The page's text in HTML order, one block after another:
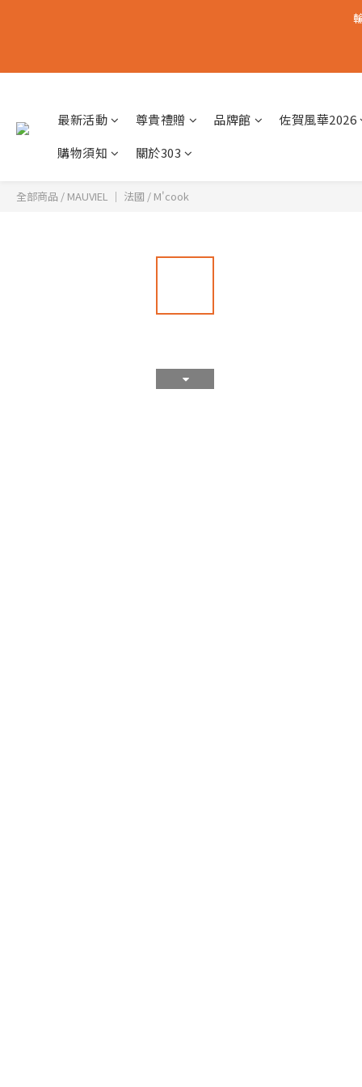
最新活動 尊貴禮贈 品牌館
佐賀風華2026
購物須知
關於303
全部商品 / MAUVIEL │ 法國 / M'cook